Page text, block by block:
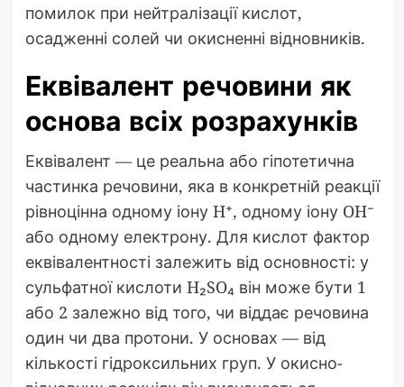
помилок при нейтралізації кислот,
осадженні солей чи окисненні відновників.
Еквівалент речовини як
основа всіх розрахунків
Еквівалент — це реальна або гіпотетична
частинка речовини, яка в конкретній реакції
рівноцінна одному іону H⁺, одному іону OH⁻
або одному електрону. Для кислот фактор
еквівалентності залежить від основності: у
сульфатної кислоти H₂SO₄ він може бути 1
або 2 залежно від того, чи віддає речовина
один чи два протони. У основах — від
кількості гідроксильних груп. У окисно-